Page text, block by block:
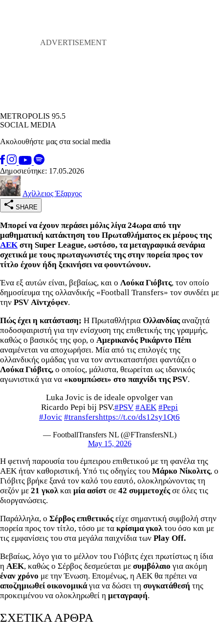
METROPOLIS 95.5
SOCIAL MEDIA
Ακολουθήστε μας στα social media
Δημοσιεύτηκε: 17.05.2026
Αχίλλειος Έξαρχος
SHARE
Μπορεί να έχουν περάσει μόλις λίγα 24ωρα από την
μαθηματική κατάκτηση του Πρωταθλήματος εκ μέρους της
ΑΕΚ στη Super League, ωστόσο, τα μεταγραφικά σενάρια
σχετικά με τους πρωταγωνιστές της στην πορεία προς τον
τίτλο έχουν ήδη ξεκινήσει να φουντώνουν.
Ένα εξ αυτών είναι, βεβαίως, και ο Λούκα Γιόβιτς, τον οποίο
δημοσίευμα της ολλανδικής «Football Transfers» τον συνδέει με
την PSV Αϊντχόφεν.
Πώς έχει η κατάσταση; Η Πρωταθλήτρια Ολλανδίαςαναζητά
ποδοσφαιριστή για την ενίσχυση της επιθετικής της γραμμής,
καθώς ο βασικός της φορ, ο Αμερικανός Ρικάρντο Πέπι
αναμένεται να αποχωρήσει. Μία από τις επιλογές της
ολλανδικής ομάδας για να τον αντικαταστήσει φαντάζει ο
Λούκα Γιόβιτς, ο οποίος, μάλιστα, θεωρείται ως ιδανικός
αγωνιστικά για να «κουμπώσει» στο παιχνίδι της PSV.
Luka Jovic is de ideale opvolger van
Ricardo Pepi bij PSV.#PSV #AEK #Pepi
#Jovic #transfershttps://t.co/ds12sy1Qt6
— FootballTransfers NL (@FTransfersNL)
May 15, 2026
Η φετινή παρουσία του έμπειρου επιθετικού με τη φανέλα της
ΑΕΚ ήταν καθοριστική. Υπό τις οδηγίες του Μάρκο Νίκολιτς, ο
Γιόβιτς βρήκε ξανά τον καλό του εαυτό, ολοκληρώνοντας τη
σεζόν με 21 γκολκαι μία ασίστ σε 42 συμμετοχέςσε όλες τις
διοργανώσεις.
Παράλληλα, ο Σέρβος επιθετικόςείχε σημαντική συμβολή στην
πορεία προς τον τίτλο, τόσο με τα κρίσιμα γκολτου όσο και με
τις εμφανίσεις του στα μεγάλα παιχνίδια των Play Off.
Βεβαίως, λόγο για το μέλλον του Γιόβιτς έχει πρωτίστως η ίδια
η ΑΕΚ, καθώς ο Σέρβος δεσμεύεται με συμβόλαιο για ακόμη
έναν χρόνο με την Ένωση. Επομένως, η ΑΕΚ θα πρέπει να
αποζημιωθεί οικονομικάγια να δώσει τη συγκατάθεσή της
προκειμένου να ολοκληρωθεί η μεταγραφή.
ΣΧΕΤΙΚΑ ΑΡΘΡΑ